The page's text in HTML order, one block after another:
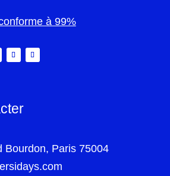
à 99%
Bourdon, Paris 75004